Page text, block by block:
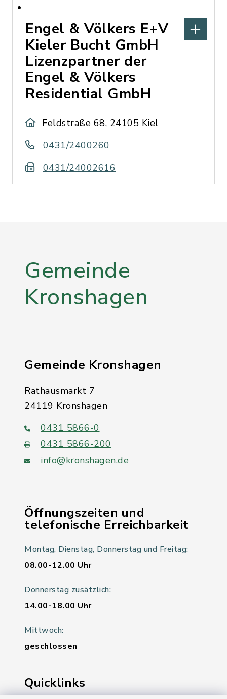
Engel & Völkers E+V
Kieler Bucht GmbH
Lizenzpartner der
Engel & Völkers
Residential GmbH
Feldstraße 68, 24105 Kiel
0431/2400260
0431/24002616
Gemeinde
Kronshagen
Gemeinde Kronshagen
Rathausmarkt 7
24119 Kronshagen
0431 5866-0
0431 5866-200
info@kronshagen.de
Öffnungszeiten und
telefonische Erreichbarkeit
Montag, Dienstag, Donnerstag und Freitag:
08.00-12.00 Uhr
Donnerstag zusätzlich:
14.00-18.00 Uhr
Mittwoch:
geschlossen
Quicklinks